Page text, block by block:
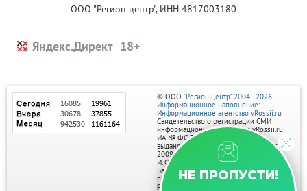
ООО "Регион центр", ИНН 4817003180
Яндекс.Директ
НЕ ПРОПУСТИ!
© ООО "Регион центр" 2004 - 2026
Информационное наполнение:
Информационное агентство vRossii.ru
Свидетельство о регистрации СМИ
информационного агентства vRossii.ru
ИА № ФС 77‑35502
выдано РОСКОМНАДЗОРом 04 марта
2009г.
И. О. Главного редактора Нарыков А. Н.
Баннеры на портале размещаются на
правах рекламы.
Реклама на портале: